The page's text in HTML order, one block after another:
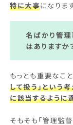
特に大事になります
名ばかり管
はありますか
もっとも重要なこと
して扱う」という
に該当するように
そもそも「管理監